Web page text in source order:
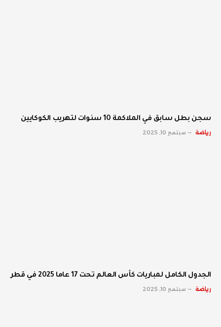
سجن بطل سابق في الملاكمة 10 سنوات لتهريب الكوكايين
رياضة سبتمبر 10, 2025
الجدول الكامل لمباريات كأس العالم تحت 17 عاما 2025 في قطر
رياضة سبتمبر 10, 2025